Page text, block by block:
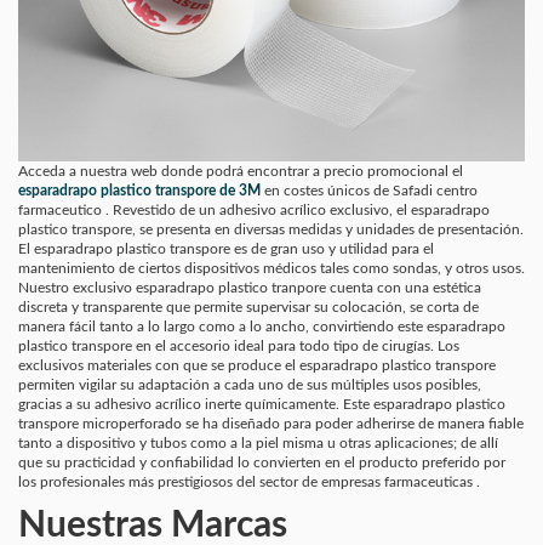
Acceda a nuestra web donde podrá encontrar a precio promocional el
esparadrapo plastico transpore de 3M en costes únicos de Safadi centro
farmaceutico . Revestido de un adhesivo acrílico exclusivo, el esparadrapo
plastico transpore, se presenta en diversas medidas y unidades de presentación.
El esparadrapo plastico transpore es de gran uso y utilidad para el
mantenimiento de ciertos dispositivos médicos tales como sondas, y otros usos.
Nuestro exclusivo esparadrapo plastico tranpore cuenta con una estética
discreta y transparente que permite supervisar su colocación, se corta de
manera fácil tanto a lo largo como a lo ancho, convirtiendo este esparadrapo
plastico transpore en el accesorio ideal para todo tipo de cirugías. Los
exclusivos materiales con que se produce el esparadrapo plastico transpore
permiten vigilar su adaptación a cada uno de sus múltiples usos posibles,
gracias a su adhesivo acrílico inerte químicamente. Este esparadrapo plastico
transpore microperforado se ha diseñado para poder adherirse de manera fiable
tanto a dispositivo y tubos como a la piel misma u otras aplicaciones; de allí
que su practicidad y confiabilidad lo convierten en el producto preferido por
los profesionales más prestigiosos del sector de empresas farmaceuticas .
Nuestras Marcas